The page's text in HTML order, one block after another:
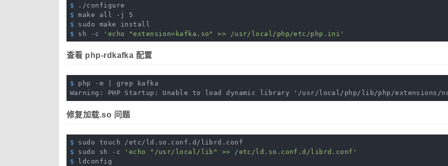
$ ./configure
$ make all -j 5
$ sudo make install
$ sh -c 'echo "extension=kafka.so" >> /usr/local/php/etc/php.ini'
查看 php-rdkafka 配置
$ php -m | grep kafka
修复加载.so 问题
$ sudo touch /etc/ld.so.conf.d/librd.conf
$ sudo sh -c
'echo "/usr/local/lib" >> /etc/ld.so.conf.d/librd.conf'
$ ldconfig